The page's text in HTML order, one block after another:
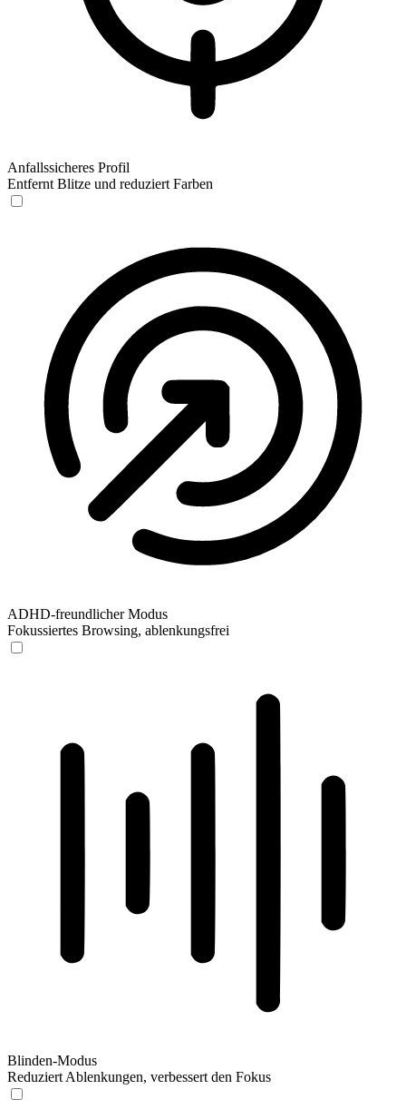
Anfallssicheres Profil
Entfernt Blitze und reduziert Farben
ADHD-freundlicher Modus
Fokussiertes Browsing, ablenkungsfrei
Blinden-Modus
Reduziert Ablenkungen, verbessert den Fokus